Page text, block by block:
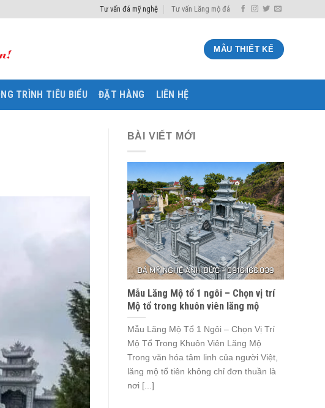
Tư vấn đá mỹ nghệ Tư vấn Lăng mộ đá
MẪU THIẾT KẾ
TRÌNH TIÊU BIỂU ĐẶT HÀNG LIÊN HỆ
BÀI VIẾT MỚI
Mẫu Lăng Mộ tổ 1 ngôi – Chọn vị trí
Mộ tổ trong khuôn viên lăng mộ
Mẫu Lăng Mộ Tổ 1 Ngôi – Chọn Vị Trí
Mộ Tổ Trong Khuôn Viên Lăng Mộ
Trong văn hóa tâm linh của người Việt,
lăng mộ tổ tiên không chỉ đơn thuần là
nơi [...]